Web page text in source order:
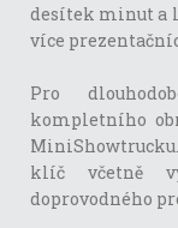
desítek minut a
více
Pro
kompletního
klíč včetně
doprovodného